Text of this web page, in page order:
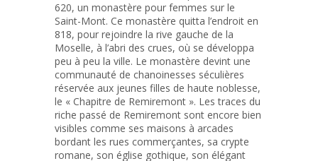
620, un monastère pour femmes sur le
Saint-Mont. Ce monastère quitta l’endroit en
818, pour rejoindre la rive gauche de la
Moselle, à l’abri des crues, où se développa
peu à peu la ville. Le monastère devint une
communauté de chanoinesses séculières
réservée aux jeunes filles de haute noblesse,
le « Chapitre de Remiremont ». Les traces du
riche passé de Remiremont sont encore bien
visibles comme ses maisons à arcades
bordant les rues commerçantes, sa crypte
romane, son église gothique, son élégant